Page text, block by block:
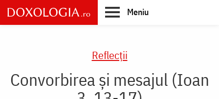
Skip
to
main
Meniu
Reflecții
Convorbirea și mesajul (Ioan